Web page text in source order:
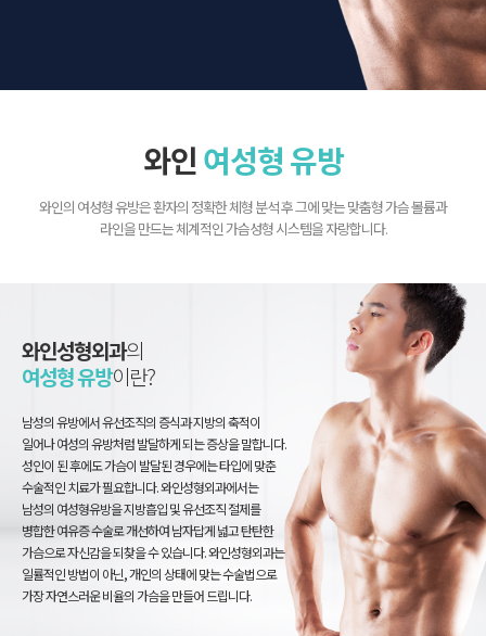
와인여성형 유방
와인의 여성형 유방은 환자의 정확한 체형 분석 후 그에 맞는 맞춤형 가슴 볼륨과
라인을 만드는 체계적인 가슴성형 시스템을 자랑합니다.
와인성형외과의
여성형 유방이란?
남성의 유방에서 유선조직의 증식과 지방의 축적이
일어나 여성의 유방처럼 발달하게 되는 증상을 말합니다.
성인이 된 후에도 가슴이 발달된 경우에는 타입에 맞춘
수술적인 치료가 필요합니다. 와인성형외과에서는
남성의 여성형유방을 지방흡입 및 유선조직 절제를
병합한 여유증 수술로 개선하여 남자답게 넓고 탄탄한
가슴으로 자신감을 되찾을 수 있습니다. 와인성형외과는
일률적인 방법이 아닌, 개인의 상태에 맞는 수술법으로
가장 자연스러운 비율의 가슴을 만들어 드립니다.